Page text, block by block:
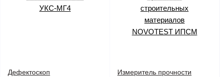
Дефектоскоп
Измеритель прочности